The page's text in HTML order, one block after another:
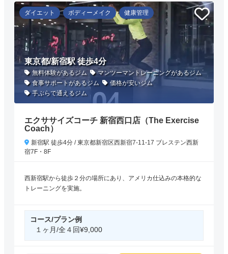
ダイエット ボディーメイク 健康管理
東京都/新宿駅 徒歩4分
無料体験があるジム
マンツーマントレーニングがあるジム
食事サポートがあるジム
価格が安いジム
手ぶらで通えるジム
エクササイズコーチ 新宿西口店（The Exercise
Coach）
新宿駅 徒歩4分 / 東京都新宿区西新宿7-11-17 ブレステン西新
宿7F・8F
西新宿駅から徒歩２分の場所にあり、アメリカ仕込みの本格的な
トレーニングを実施。
コース/プラン例
１ヶ月/全４回¥9,000